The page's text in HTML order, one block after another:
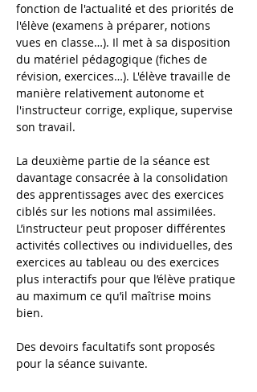
fonction de l'actualité et des priorités de
l'élève (examens à préparer, notions
vues en classe…). Il met à sa disposition
du matériel pédagogique (fiches de
révision, exercices…). L'élève travaille de
manière relativement autonome et
l'instructeur corrige, explique, supervise
son travail.
La deuxième partie de la séance est
davantage consacrée à la consolidation
des apprentissages avec des exercices
ciblés sur les notions mal assimilées.
L’instructeur peut proposer différentes
activités collectives ou individuelles, des
exercices au tableau ou des exercices
plus interactifs pour que l’élève pratique
au maximum ce qu’il maîtrise moins
bien.
Des devoirs facultatifs sont proposés
pour la séance suivante.